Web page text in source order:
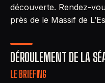
découverte. Rendez-
près de le Massif de
DÉROULEMENT DE LA
LE BRIEFING